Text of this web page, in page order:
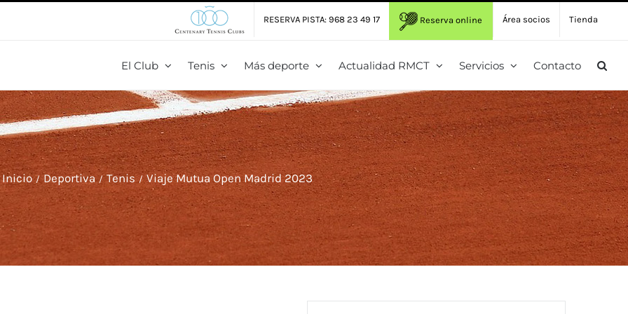
RESERVA PISTA: 968 23 49 17 Reserva online Área socios Tienda
El Club Tenis Más deporte Actualidad RMCT Servicios Contacto
Inicio Deportiva Tenis Viaje Mutua Open Madrid 2023